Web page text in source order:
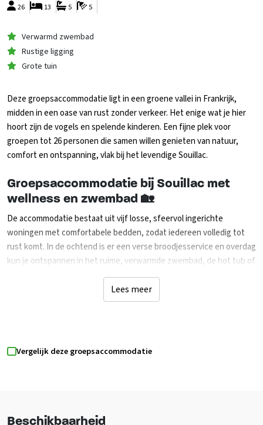
26 5
5
13
Verwarmd zwembad
Rustige ligging
Grote tuin
Deze groepsaccommodatie ligt in een groene vallei in Frankrijk,
midden in een oase van rust zonder verkeer. Het enige wat je hier
hoort zijn de vogels en spelende kinderen. Een fijne plek voor
groepen tot 26 personen die samen willen genieten van natuur,
comfort en ontspanning, vlak bij het levendige Souillac.
Groepsaccommodatie bij Souillac met
wellness en zwembad 🏡
De accommodatie bestaat uit vijf losse, sfeervol ingerichte
woningen met comfortabele bedden, zodat iedereen volledig tot
rust komt. In de ochtend is er een verse broodjesservice en overdag
kun je ontspannen in het ruime, verwarmde zwembad, de hot tub of
Ook buiten is het heerlijk verblijven. Er zijn terrassen, een eigen tuin
rustige en afgelegen ligging is deze plek zeer geschikt voor
families, groepen en gezelschappen die waarde hechten aan
een grote houtkachel is het ook op koelere dagen aangenaam om
Lees meer
Vergelijk deze groepsaccommodatie
Beschikbaarheid